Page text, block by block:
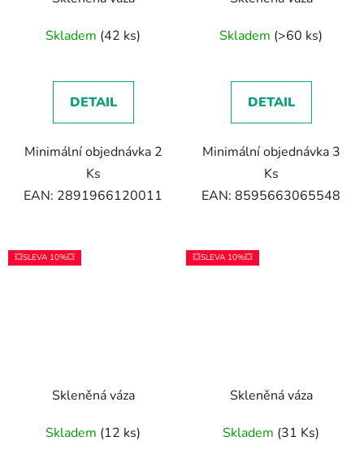
Skladem (42 ks)
DETAIL
Minimální objednávka 2
Ks
EAN: 2891966120011
Skladem (>60 ks)
DETAIL
Minimální objednávka 3
Ks
EAN: 8595663065548
💥SLEVA 10%💥
Skleněná váza
Skladem (12 ks)
💥SLEVA 10%💥
Skleněná váza
Skladem (31 Ks)